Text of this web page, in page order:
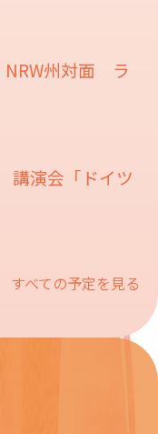
NRW州対面 ラ
講演会「ドイツ
すべての予定を見る